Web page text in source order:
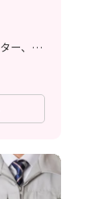
検査、組立・組付け、加工、マシンオペレーター、クリーンルーム、品質管理、メンテナンス・保全、フォークリフト、玉掛け・クレーン、ライン作業、ハンダ付け、鋳造・鍛造、立ち作業、溶接、塗装、バリ取り